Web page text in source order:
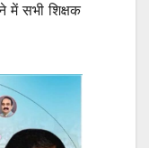
में सभी शिक्षक